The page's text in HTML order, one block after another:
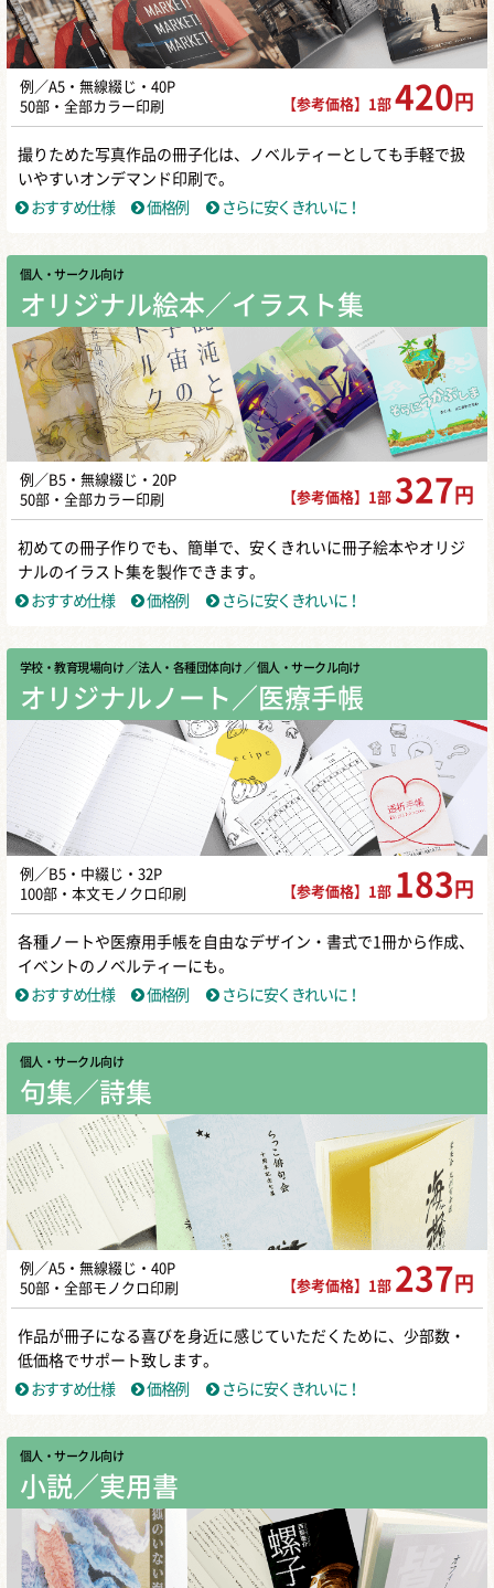
例／A5・無線綴じ・40P
50部・全部カラー印刷
【参考価格】1部 420 円
撮りためた写真作品の冊子化は、ノベルティーとしても手軽で扱
いやすいオンデマンド印刷で。
おすすめ仕様
価格例 さらに安くきれいに！
個人・サークル向け
オリジナル絵本／イラスト集
例／B5・無線綴じ・20P
50部・全部カラー印刷
【参考価格】1部 327 円
初めての冊子作りでも、簡単で、安くきれいに冊子絵本やオリジ
ナルのイラスト集を製作できます。
おすすめ仕様
価格例 さらに安くきれいに！
学校・教育現場向け ／ 法人・各種団体向け ／ 個人・サークル向け
オリジナルノート／医療手帳
例／B5・中綴じ・32P
100部・本文モノクロ印刷
【参考価格】1部 183 円
各種ノートや医療用手帳を自由なデザイン・書式で1冊から作成、
イベントのノベルティーにも。
おすすめ仕様
価格例 さらに安くきれいに！
個人・サークル向け
句集／詩集
例／A5・無線綴じ・40P
50部・全部モノクロ印刷
【参考価格】1部 237 円
作品が冊子になる喜びを身近に感じていただくために、少部数・
低価格でサポート致します。
おすすめ仕様
価格例 さらに安くきれいに！
個人・サークル向け
小説／実用書